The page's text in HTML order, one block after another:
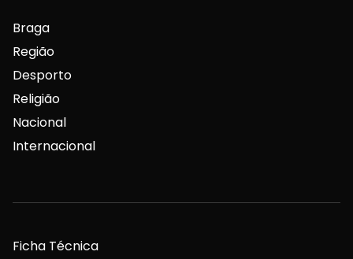
Braga
Região
Desporto
Religião
Nacional
Internacional
Ficha Técnica